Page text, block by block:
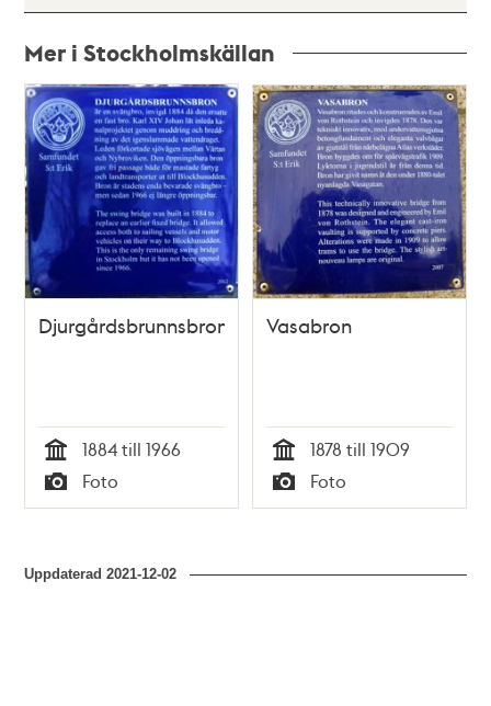
Mer i Stockholmskällan
Relaterade
poster
och
teman
Djurgårdsbrunnsbron
Tid
1884 till 1966
Typ
Foto
Vasabron
Tid
1878 till 1909
Typ
Foto
Uppdaterad2021-12-02